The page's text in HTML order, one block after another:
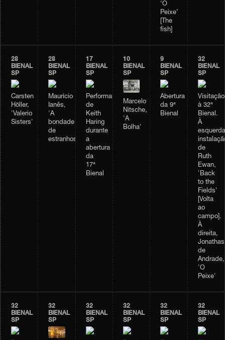
‘O
Peixe’
[The
fish]
28
BIENAL
SP
Carsten
Höller,
'Valerio
Sisters'
28
BIENAL
SP
Maurício
Ianês,
'A
bondade
de
estranhos'
17
BIENAL
SP
Performance
de
Keith
Haring
durante
a
abertura
da
17ª
Bienal
10
BIENAL
SP
Marcelo
Nitsche,
'A
Bolha'
9
BIENAL
SP
Abertura
da 9ª
Bienal
32
BIENAL
SP
Visitação
à 32ª
Bienal.
À
de
Ruth
Ewan,
'Back
to the
Fields'
[Volta
ao
campo].
À
direita,
Jonathas
de
Andrade,
'O
Peixe'
32
BIENAL
SP
32
BIENAL
SP
32
BIENAL
SP
32
BIENAL
SP
32
BIENAL
SP
32
BIENAL
SP